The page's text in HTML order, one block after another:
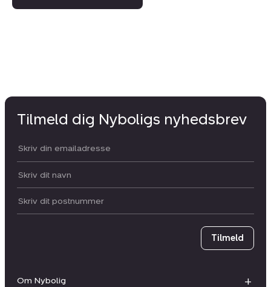
Om Nybolig
Tilmeld dig Nyboligs nyhedsbrev
Din email:
Dit navn:
Postnummer
Tilmeld